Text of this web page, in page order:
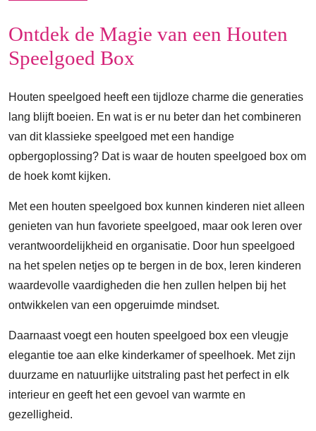
Ontdek de Magie van een Houten
Speelgoed Box
Houten speelgoed heeft een tijdloze charme die generaties
lang blijft boeien. En wat is er nu beter dan het combineren
van dit klassieke speelgoed met een handige
opbergoplossing? Dat is waar de houten speelgoed box om
de hoek komt kijken.
Met een houten speelgoed box kunnen kinderen niet alleen
genieten van hun favoriete speelgoed, maar ook leren over
verantwoordelijkheid en organisatie. Door hun speelgoed
na het spelen netjes op te bergen in de box, leren kinderen
waardevolle vaardigheden die hen zullen helpen bij het
ontwikkelen van een opgeruimde mindset.
Daarnaast voegt een houten speelgoed box een vleugje
elegantie toe aan elke kinderkamer of speelhoek. Met zijn
duurzame en natuurlijke uitstraling past het perfect in elk
interieur en geeft het een gevoel van warmte en
gezelligheid.